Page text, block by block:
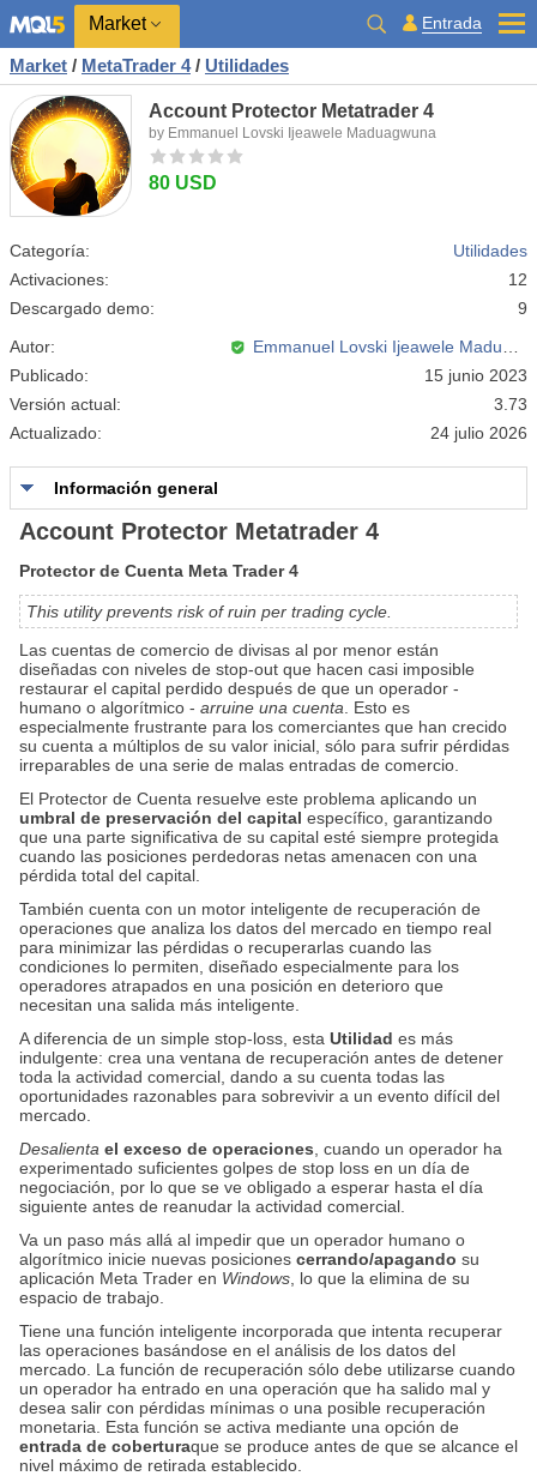
Market Entrada
Market / MetaTrader 4 / Utilidades
Account Protector Metatrader 4
by Emmanuel Lovski Ijeawele Maduagwuna
80 USD
Categoría:
Utilidades
Activaciones:
12
Descargado demo:
9
Autor:
Emmanuel Lovski Ijeawele Maduagwuna
Publicado:
15 junio 2023
Versión actual:
3.73
Actualizado:
24 julio 2026
Información general
Account Protector Metatrader 4
Protector de Cuenta Meta Trader 4
This utility prevents risk of ruin per trading cycle.
Las cuentas de comercio de divisas al por menor están
diseñadas con niveles de stop-out que hacen casi imposible
restaurar el capital perdido después de que un operador -
humano o algorítmico - arruine una cuenta . Esto es
especialmente frustrante para los comerciantes que han crecido
su cuenta a múltiplos de su valor inicial, sólo para sufrir pérdidas
irreparables de una serie de malas entradas de comercio.
El Protector de Cuenta resuelve este problema aplicando un
umbral de preservación del capital específico, garantizando
que una parte significativa de su capital esté siempre protegida
cuando las posiciones perdedoras netas amenacen con una
pérdida total del capital.
También cuenta con un motor inteligente de recuperación de
operaciones que analiza los datos del mercado en tiempo real
para minimizar las pérdidas o recuperarlas cuando las
condiciones lo permiten, diseñado especialmente para los
operadores atrapados en una posición en deterioro que
necesitan una salida más inteligente.
A diferencia de un simple stop-loss, esta Utilidad es más
indulgente: crea una ventana de recuperación antes de detener
toda la actividad comercial, dando a su cuenta todas las
oportunidades razonables para sobrevivir a un evento difícil del
mercado.
Desalienta el exceso de operaciones , cuando un operador ha
experimentado suficientes golpes de stop loss en un día de
negociación, por lo que se ve obligado a esperar hasta el día
siguiente antes de reanudar la actividad comercial.
Va un paso más allá al impedir que un operador humano o
algorítmico inicie nuevas posiciones cerrando/apagando su
aplicación Meta Trader en Windows , lo que la elimina de su
espacio de trabajo.
Tiene una función inteligente incorporada que intenta recuperar
las operaciones basándose en el análisis de los datos del
mercado. La función de recuperación sólo debe utilizarse cuando
un operador ha entrado en una operación que ha salido mal y
desea salir con pérdidas mínimas o una posible recuperación
monetaria. Esta función se activa mediante una opción de
entrada de coberturaque se produce antes de que se alcance el
nivel máximo de retirada establecido.